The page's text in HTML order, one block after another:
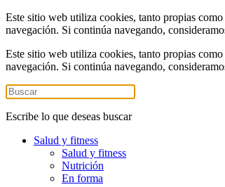
Este sitio web utiliza cookies, tanto propias
navegación. Si continúa navegando,
Este sitio web utiliza cookies, tanto propias
navegación. Si continúa navegando,
Escribe lo que deseas buscar
Salud y fitness
Salud y fitness
Nutrición
En forma